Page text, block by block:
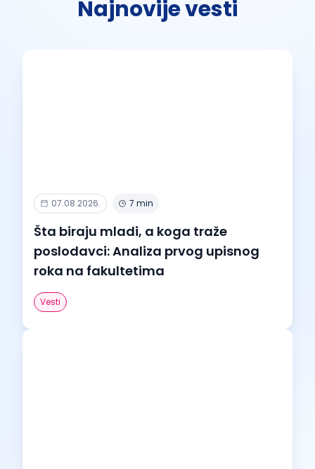
Najnovije vesti
07.08.2026. 7 min
Šta biraju mladi, a koga traže
poslodavci: Analiza prvog upisnog
roka na fakultetima
Vesti